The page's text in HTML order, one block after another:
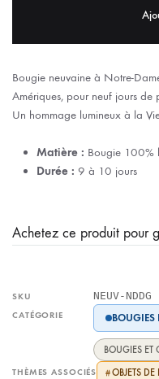
Bougie neuvaine à Notre-
Amériques, pour neuf jours de
Un hommage lumineux à la
Matière : Bougie 100%
Durée : 9 à 10 jours
Achetez ce produit pour
SKU NEUV-NDDG
CATÉGORIE BOUGIES
BOUGIES ET
THÈMES ASSOCIÉS #OBJETS